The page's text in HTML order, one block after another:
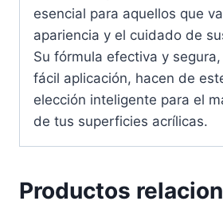
esencial para aquellos que
apariencia y el cuidado de
Su fórmula efectiva y
fácil aplicación, hacen de
elección inteligente para el
de tus superficies acrílicas.
Productos